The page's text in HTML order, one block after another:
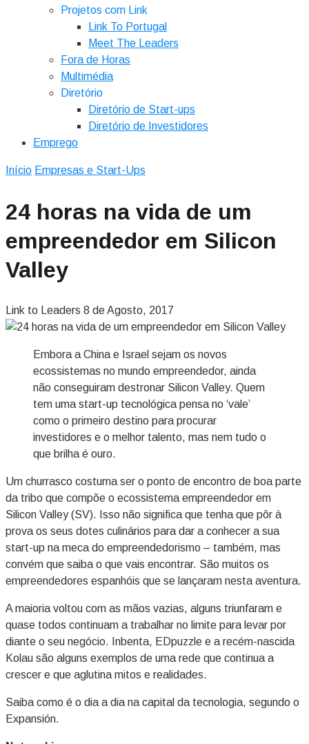
Projetos com Link
Link To Portugal
Meet The Leaders
Fora de Horas
Multimédia
Diretório
Diretório de Start-ups
Diretório de Investidores
Emprego
Início Empresas e Start-Ups
24 horas na vida de um
empreendedor em Silicon
Valley
Link to Leaders 8 de Agosto, 2017
Embora a China e Israel sejam os novos
ecossistemas no mundo empreendedor, ainda
não conseguiram destronar Silicon Valley. Quem
tem uma start-up tecnológica pensa no ‘vale’
como o primeiro destino para procurar
investidores e o melhor talento, mas nem tudo o
que brilha é ouro.
Um churrasco costuma ser o ponto de encontro de boa parte
da tribo que compõe o ecossistema empreendedor em
Silicon Valley (SV). Isso não significa que tenha que pôr à
prova os seus dotes culinários para dar a conhecer a sua
start-up na meca do empreendedorismo – também, mas
convém que saiba o que vais encontrar. São muitos os
empreendedores espanhóis que se lançaram nesta aventura.
A maioria voltou com as mãos vazias, alguns triunfaram e
quase todos continuam a trabalhar no limite para levar por
diante o seu negócio. Inbenta, EDpuzzle e a recém-nascida
Kolau são alguns exemplos de uma rede que continua a
crescer e que aglutina mitos e realidades.
Saiba como é o dia a dia na capital da tecnologia, segundo o
Expansión.